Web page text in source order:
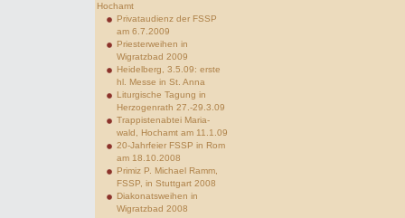
Hochamt
Privataudienz der FSSP
am 6.7.2009
Priesterweihen in
Wigratzbad 2009
Heidelberg, 3.5.09: erste
hl. Messe in St. Anna
Liturgische Tagung in
Herzogenrath 27.-29.3.09
Trappistenabtei Maria-
wald, Hochamt am 11.1.09
20-Jahrfeier FSSP in Rom
am 18.10.2008
Primiz P. Michael Ramm,
FSSP, in Stuttgart 2008
Diakonatsweihen in
Wigratzbad 2008